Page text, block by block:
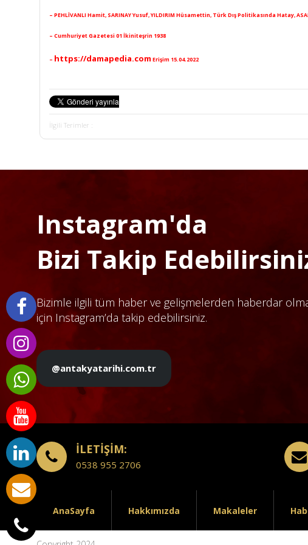
– PEHLİVANLI Hamit, SARINAY Yusuf, YILDIRIM Hüsamettin, Türk Dış Politikasında Hatay,
– Cumhuriyet Gazetesi 01 İkiniteşrin 1938
– https://damapedia.com Erişim 15.04.2022
İlgili Terimler :
Instagram'da
Bizi Takip
Bizimle ilgili tüm haber ve gelişmelerden haberdar
için Instagram’da takip edebilirsiniz.
@antakyatarihi.com.tr
İLETİŞİM:
0538 955 2706
AnaSayfa Hakkımızda Makaleler